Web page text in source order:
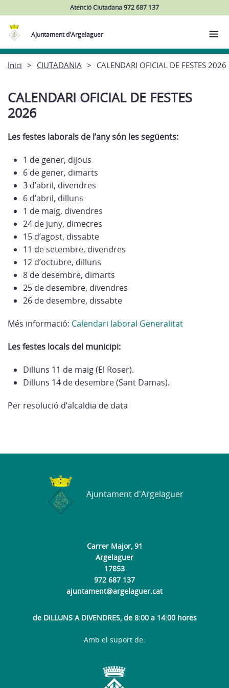
Atenció Ciutadana 972 687 137
Ajuntament d'Argelaguer
Inici CIUTADANIA CALENDARI OFICIAL DE FESTES 2026
CALENDARI OFICIAL DE FESTES
2026
Les festes laborals de l’any són les següents:
1 de gener, dijous
6 de gener, dimarts
3 d’abril, divendres
6 d’abril, dilluns
1 de maig, divendres
24 de juny, dimecres
15 d’agost, dissabte
11 de setembre, divendres
12 d’octubre, dilluns
8 de desembre, dimarts
25 de desembre, divendres
26 de desembre, dissabte
Més informació: Calendari laboral Generalitat
Les festes locals del municipi:
Dilluns 11 de maig (El Roser).
Dilluns 14 de desembre (Sant Damas).
Per resolució d’alcaldia de data
Carrer Major, 91
Argelaguer
17853
972 687 137
ajuntament@argelaguer.cat
de DILLUNS A DIVENDRES, de 8:00 a 14:00 hores
Ajuntament d'Argelaguer
Amb el suport de: